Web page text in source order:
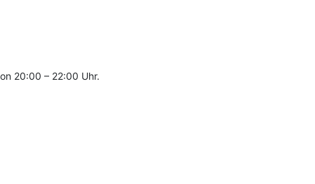
20:00 – 22:00 Uhr.